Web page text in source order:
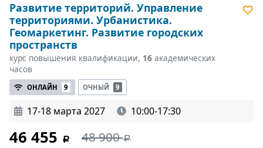
Развитие территорий. Управление
территориями. Урбанистика.
Геомаркетинг. Развитие городских
пространств
курс повышения квалификации, 16 академических
часов
ОНЛАЙН 9 ОЧНЫЙ 9
17-18 марта 2027 10:00-17:30
46 455 48 900